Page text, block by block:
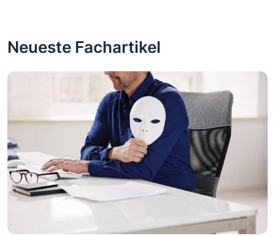
Neueste Fachartikel